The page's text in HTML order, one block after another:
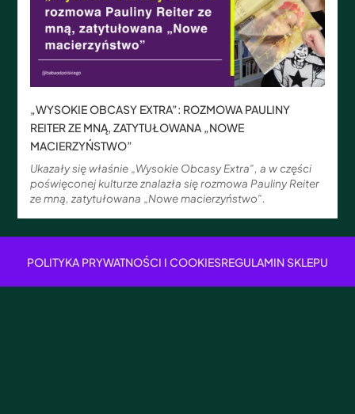
„WYSOKIE OBCASY EXTRA”: ROZMOWA PAULINY
REITER ZE MNĄ, ZATYTUŁOWANA „NOWE
MACIERZYŃSTWO”
Ukazały się właśnie „Wysokie Obcasy Extra”, a w części
poświęconej kulturze znalazła się rozmowa Pauliny Reiter
ze mną, zatytułowana „Nowe macierzyństwo”.
POLITYKA PRYWATNOŚCI I COOKIESREGULAMIN SKLEPU